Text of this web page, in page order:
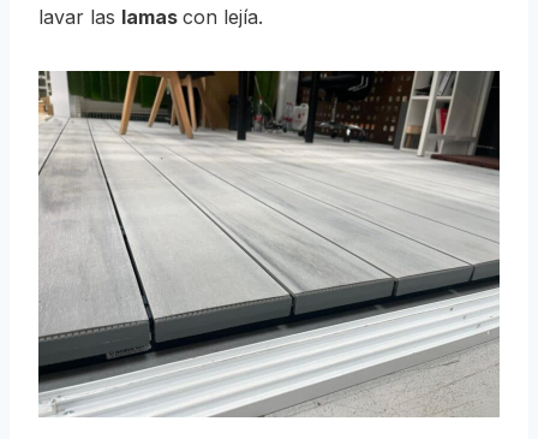
lavar las lamas con lejía.